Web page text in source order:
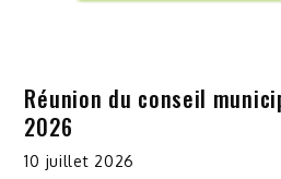
Réunion du conseil
2026
10 juillet 2026